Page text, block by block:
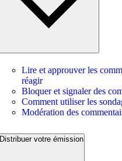
Lire et approuver les
réagir
Bloquer et signaler des
Comment utiliser les
Modération des
Distribuer votre émission